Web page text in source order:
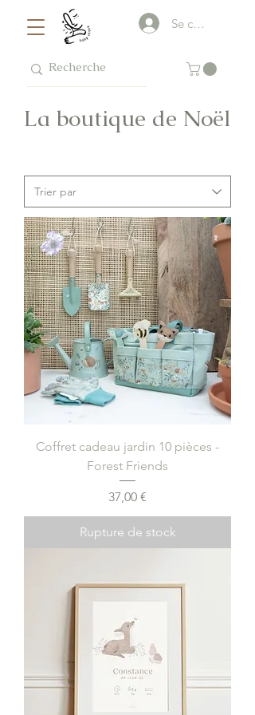
Se connecter
La boutique de Noël
Coffret cadeau jardin 10 pièces -
Forest Friends
Prix
37,00 €
Rupture de stock